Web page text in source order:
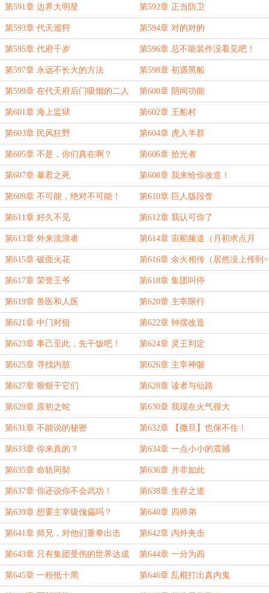
第591章 边界大明星 第592章 正当防卫
第593章 代天巡狩 第594章 对的对的
第595章 代府千岁 第596章 总不能装作没看见吧！
第597章 永远不长大的方法 第598章 初遇黑船
第599章 在代天府后门吸烟的二人 第600章 阴间功能
第601章 海上监狱 第602章 王船村
第603章 民风狂野 第604章 虎入羊群
第605章 不是，你们真在啊？ 第606章 拾光者
第607章 暴君之死 第608章 我来给你改造！
第609章 不可能，绝对不可能！ 第610章 巨人版段誉
第611章 好久不见 第612章 我认可你了
第613章 外来流浪者 第614章 宙船频道（月初求点月
票，求求了砰砰砰）
第615章 破面火花 第616章 余火相传（居然没上传到=
=）
第617章 荣誉王爷 第618章 集团叫停
第619章 兽医和人医 第620章 主宰限行
第621章 中门对狙 第622章 钟摆改造
第623章 事己至此，先干饭吧！ 第624章 灵王判定
第625章 寻找内脏 第626章 主宰神骸
第627章 狠狠干它们 第628章 读者与仙路
第629章 原初之蛇 第630章 我现在火气很大
第631章 不能说的秘密 第632章 【撒旦】也保不住！
第633章 你来真的？ 第634章 一点小小的震撼
第635章 命轨同契 第636章 并非如此
第637章 你还说你不会武功！ 第638章 生存之道
第639章 想要主宰级傀儡吗？ 第640章 四师弟
第641章 师兄，对他们重拳出击
吧！
第642章 内外夹击
第643章 只有集团受伤的世界达成 第644章 一分为四
第645章 一粉抵十黑 第646章 乱棍打出真内鬼